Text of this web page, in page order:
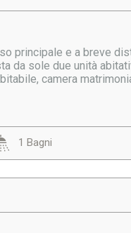
principale e a breve
da sole due unità
camera
1 Bagni